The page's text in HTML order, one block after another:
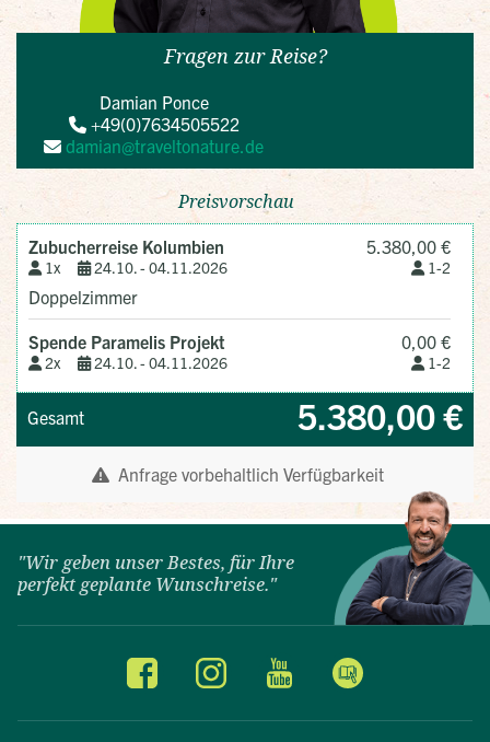
"Wir geben unser Bestes, für Ihre
perfekt geplante Wunschreise."